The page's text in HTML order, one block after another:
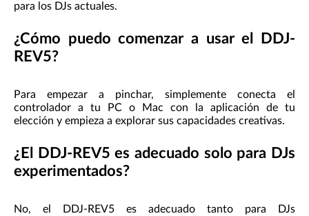
para los DJs actuales.
¿Cómo puedo comenzar a usar el DDJ-
REV5?
Para empezar a pinchar, simplemente conecta el
controlador a tu PC o Mac con la aplicación de tu
elección y empieza a explorar sus capacidades creativas.
¿El DDJ-REV5 es adecuado solo para DJs
experimentados?
No, el DDJ-REV5 es adecuado tanto para DJs